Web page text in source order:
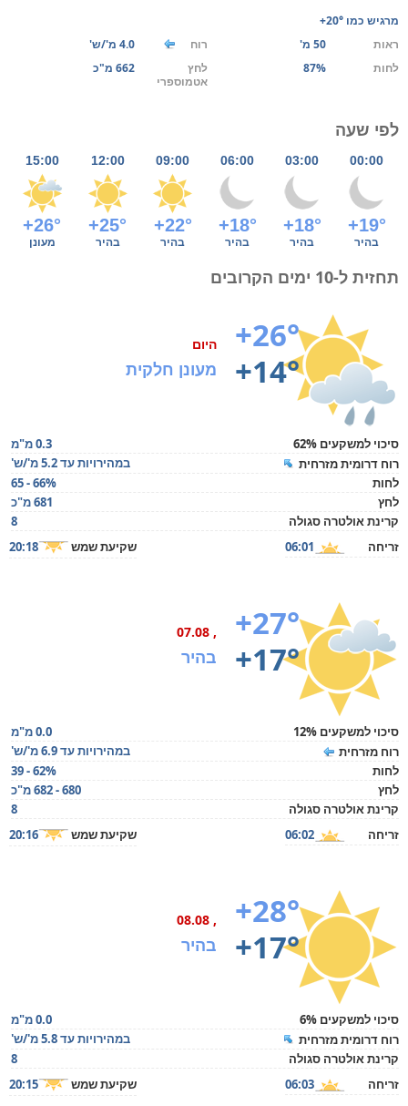
מרגיש כמו +20°
ראות
50 מ' רוח
4.0 מ'/ש'
לחות
87%
לחץ
אטמוספרי
662 מ"כ
לפי שעה
00:00
03:00
06:00
09:00
12:00
15:00
+19°
+18°
+18°
+22°
+25°
+26°
בהיר בהיר בהיר בהיר בהיר מעונן
תחזית ל-10 ימים הקרובים
+26°
+14°
היום
מעונן חלקית
סיכוי למשקעים 62%
0.3 מ"מ
רוח דרומית מזרחית
במהירויות עד 5.2 מ'/ש'
לחות
65 - 66%
לחץ
681 מ"כ
קרינת אולטרה סגולה
8
זריחה
06:01 שקיעת שמש 20:18
+27°
+17°
, 07.08
בהיר
סיכוי למשקעים 12%
0.0 מ"מ
רוח מזרחית
במהירויות עד 6.9 מ'/ש'
לחות
39 - 62%
לחץ
680 - 682 מ"כ
קרינת אולטרה סגולה
8
זריחה
06:02 שקיעת שמש 20:16
+28°
+17°
, 08.08
בהיר
סיכוי למשקעים 6%
0.0 מ"מ
רוח דרומית מזרחית
במהירויות עד 5.8 מ'/ש'
קרינת אולטרה סגולה
8
זריחה
06:03 שקיעת שמש 20:15